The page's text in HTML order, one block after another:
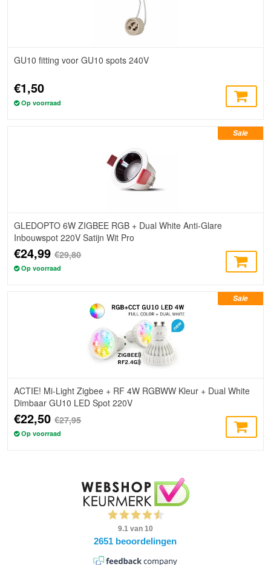
GU10 fitting voor GU10 spots 240V
€1,50
Op voorraad
Sale
GLEDOPTO 6W ZIGBEE RGB + Dual White Anti-Glare
Inbouwspot 220V Satijn Wit Pro
€24,99€29,80
Op voorraad
Sale
ACTIE! Mi-Light Zigbee + RF 4W RGBWW Kleur + Dual White
Dimbaar GU10 LED Spot 220V
€22,50€27,95
Op voorraad